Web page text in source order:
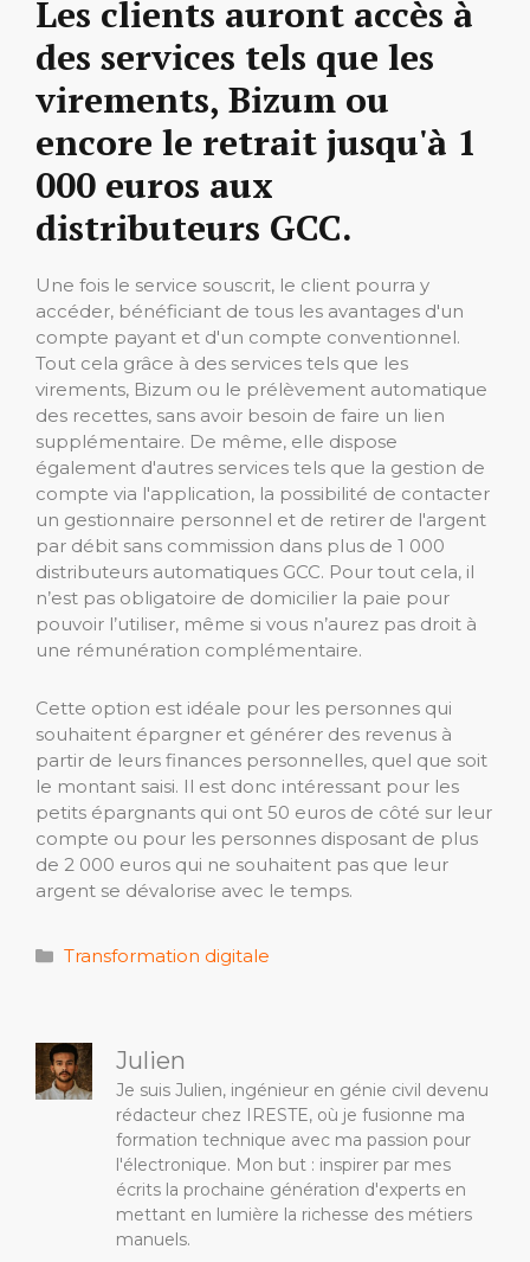
Les clients auront accès à
des services tels que les
virements, Bizum ou
encore le retrait jusqu'à 1
000 euros aux
distributeurs GCC.
Une fois le service souscrit, le client pourra y
accéder, bénéficiant de tous les avantages d'un
compte payant et d'un compte conventionnel.
Tout cela grâce à des services tels que les
virements, Bizum ou le prélèvement automatique
des recettes, sans avoir besoin de faire un lien
supplémentaire. De même, elle dispose
également d'autres services tels que la gestion de
compte via l'application, la possibilité de contacter
un gestionnaire personnel et de retirer de l'argent
par débit sans commission dans plus de 1 000
distributeurs automatiques GCC. Pour tout cela, il
n’est pas obligatoire de domicilier la paie pour
pouvoir l’utiliser, même si vous n’aurez pas droit à
une rémunération complémentaire.
Cette option est idéale pour les personnes qui
souhaitent épargner et générer des revenus à
partir de leurs finances personnelles, quel que soit
le montant saisi. Il est donc intéressant pour les
petits épargnants qui ont 50 euros de côté sur leur
compte ou pour les personnes disposant de plus
de 2 000 euros qui ne souhaitent pas que leur
argent se dévalorise avec le temps.
Catégories
Transformation digitale
Julien
Je suis Julien, ingénieur en génie civil devenu
rédacteur chez IRESTE, où je fusionne ma
formation technique avec ma passion pour
l'électronique. Mon but : inspirer par mes
écrits la prochaine génération d'experts en
mettant en lumière la richesse des métiers
manuels.